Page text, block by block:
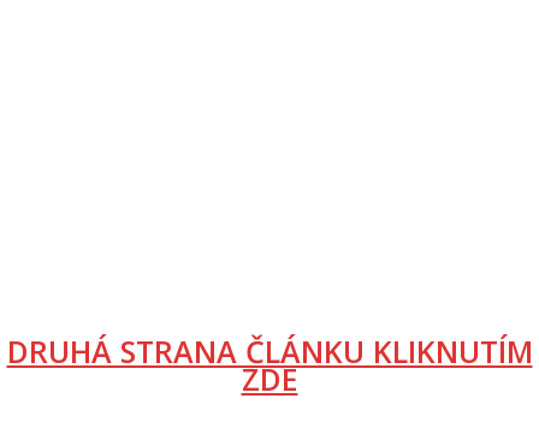
DRUHÁ STRANA ČLÁNKU KLIKNUTÍM
ZDE